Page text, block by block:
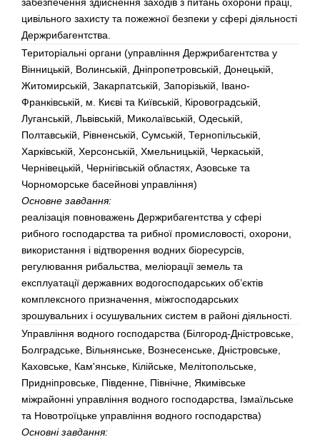
цивільного захисту та пожежної безпеки у сфері діяльності
Держрибагентства.
Територіальні органи (управління Держрибагентства у
Вінницькій, Волинській, Дніпропетровській, Донецькій,
Житомирській, Закарпатській, Запорізькій, Івано-
Франківській, м. Києві та Київській, Кіровоградській,
Луганській, Львівській, Миколаївській, Одеській,
Полтавській, Рівненській, Сумській, Тернопільській,
Харківській, Херсонській, Хмельницькій, Черкаській,
Чернівецькій, Чернігівській областях, Азовське та
Чорноморське басейнові управління)
Основне завдання:
реалізація повноважень Держрибагентства у сфері
рибного господарства та рибної промисловості, охорони,
використання і відтворення водних біоресурсів,
регулювання рибальства, меліорації земель та
експлуатації державних водогосподарських об’єктів
комплексного призначення, міжгосподарських
зрошувальних і осушувальних систем в районі діяльності.
Управління водного господарства (Білгород-Дністровське,
Болградське, Вільнянське, Вознесенське, Дністровське,
Каховське, Кам'янське, Кілійське, Мелітопольське,
Придніпровське, Південне, Північне, Якимівське
міжрайонні управління водного господарства, Ізмаїльське
та Новотроїцьке управління водного господарства)
Основні завдання: